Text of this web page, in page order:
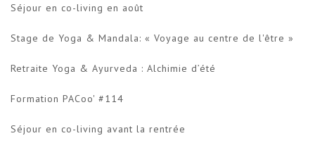
Séjour en co-living en août
Stage de Yoga & Mandala: « Voyage au centre de l'être »
Retraite Yoga & Ayurveda : Alchimie d’été
Formation PACoo' #114
Séjour en co-living avant la rentrée